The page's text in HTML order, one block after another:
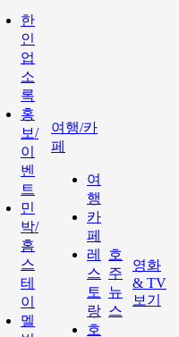
한
인
업
소
록
홍
보/
이
벤
트
민
박/
홈
스
테
이
멜
여행/카
페
여
행
카
페
레
스
토
랑
호
호
주
뉴
스
영화
& TV
보기